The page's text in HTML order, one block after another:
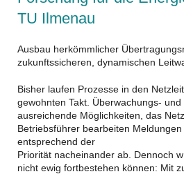
TU Ilmenau
Ausbau herkömmlicher
zukunftssicheren, dynamischen
Bisher laufen Prozesse in den
gewohnten Takt. Überwachungs-
ausreichende Möglichkeiten, das
Betriebsführer bearbeiten
entsprechend der
Priorität nacheinander ab. Dennoch
nicht ewig fortbestehen können: Mit